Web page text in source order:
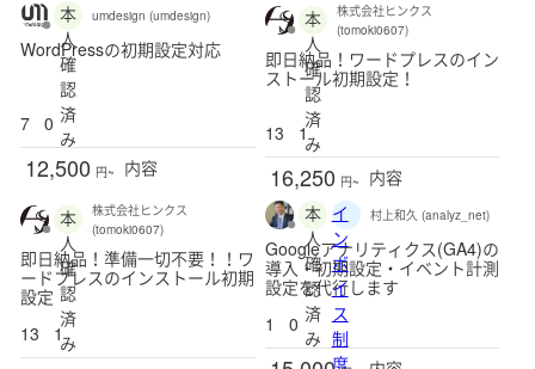
本
人
確
認
済
み
umdesign (umdesign)
WordPressの初期設定対応
7 0
12,500 円~ 内容
本
人
確
認
済
み
株式会社ヒンクス
(tomoki0607)
即日納品！ワードプレスのイン
ストール初期設定！
13 1
16,250 円~
内容
本
人
確
認
済
み
株式会社ヒンクス
(tomoki0607)
即日納品！準備一切不要！！ワ
ードプレスのインストール初期
設定
13
1
本
人
確
認
済
み
イ
ン
ボ
イ
ス
制
度
村上和久 (analyz_net)
Googleアナリティクス(GA4)の
導入・初期設定・イベント計測
設定を代行します
1
0